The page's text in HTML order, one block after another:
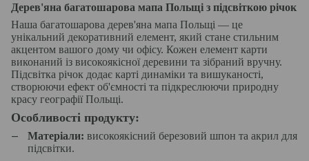
Дерев'яна багатошарова мапа Польщі з підсвіткою річок
Наша багатошарова дерев'яна мапа Польщі — це
унікальний декоративний елемент, який стане стильним
акцентом вашого дому чи офісу. Кожен елемент карти
виконаний із високоякісної деревини та зібраний вручну.
Підсвітка річок додає карті динаміки та вишуканості,
створюючи ефект об'ємності та підкреслюючи природну
красу географії Польщі.
Особливості продукту:
Матеріали: високоякісний березовий шпон та акрил для
підсвітки.